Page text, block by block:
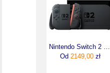
Od 2149,00 zł